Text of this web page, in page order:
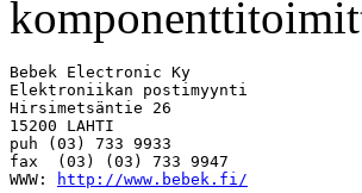
Bebek Electronic Ky
Elektroniikan postimyynti
Hirsimetsäntie 26
15200 LAHTI
puh (03) 733 9933
fax  (03) (03) 733 9947
WWW:
http://www.bebek.fi/